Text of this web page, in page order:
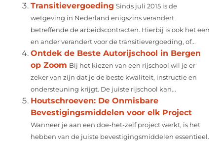
Transitievergoeding Sinds juli 2015 is de
wetgeving in Nederland enigszins verandert
betreffende de arbeidscontracten. Hierbij is ook het een
en ander verandert voor de transitievergoeding, of...
Ontdek de Beste Autorijschool in Bergen
op Zoom Bij het kiezen van een rijschool wil je er
zeker van zijn dat je de beste kwaliteit, instructie en
ondersteuning krijgt. De juiste rijschool kan...
Houtschroeven: De Onmisbare
Bevestigingsmiddelen voor elk Project
Wanneer je aan een doe-het-zelf project werkt, is het
hebben van de juiste bevestigingsmiddelen essentieel.